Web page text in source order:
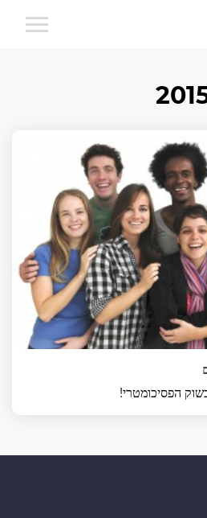
הפסיכומטרי!